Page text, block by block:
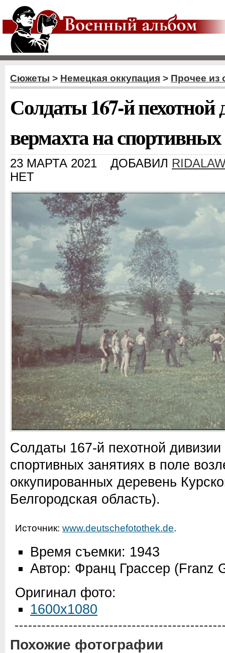
Сюжеты > Немецкая оккупация > Прочее из
Солдаты 167-й пехотной
вермахта на
23 МАРТА 2021 ДОБАВИЛ
НЕТ
Солдаты 167-й пехотной
спортивных занятиях в поле
оккупированных деревень
Белгородская область).
Источник: www.deutschefotothek.de.
Время съемки: 1943
Автор: Франц Грассер (Franz
Оригинал фото:
1600x1080
Похожие фотографии